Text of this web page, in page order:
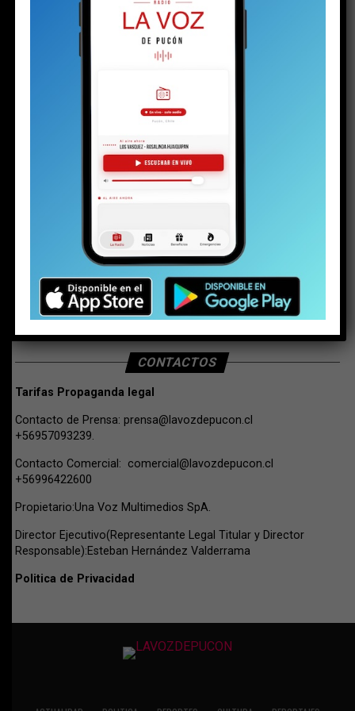
BUSCAR
CONTACTOS
Tarifas Propaganda legal
Contacto de Prensa: prensa@lavozdepucon.cl
+56957093239.
Contacto Comercial: comercial@lavozdepucon.cl
+56996422600
Propietario:Una Voz Multimedios SpA.
Director Ejecutivo(Representante Legal Titular y Director
Responsable):Esteban Hernández Valderrama
Politica de Privacidad